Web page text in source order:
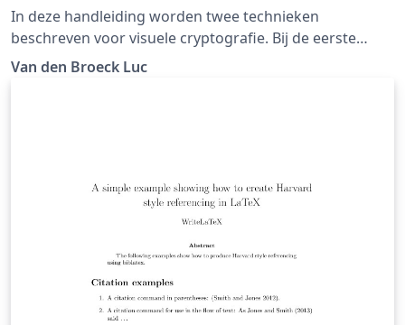
In deze handleiding worden twee technieken
beschreven voor visuele cryptografie. Bij de eerste
techniek worden twee transparanten met schijnbaar
roepen. De enige voorkennis die nodig is om deze
technieken te kunnen uitvoeren, is het gebruik van een
fotobewerkingsprogramma.
Van den Broeck Luc